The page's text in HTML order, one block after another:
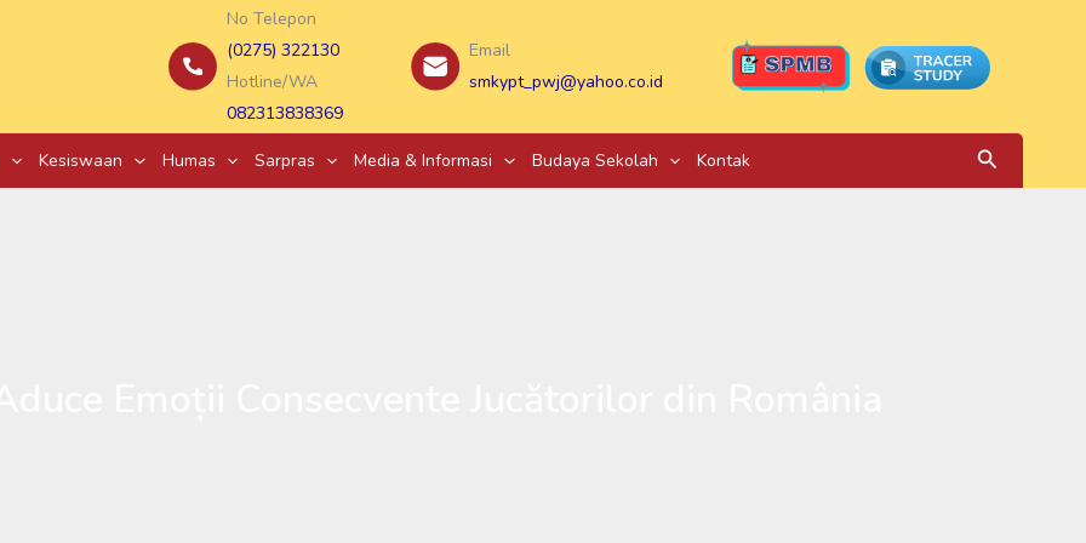
No Telepon
(0275) 322130
Hotline/WA
082313838369
Email
smkypt_pwj@yahoo.co.id
Kesiswaan Humas Sarpras Media & Informasi Budaya Sekolah Kontak Search